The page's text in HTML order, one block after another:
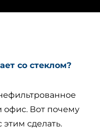
со стеклом?
офис. Вот почему
этим сделать.